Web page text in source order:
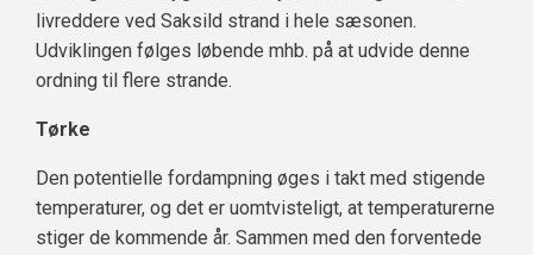
livreddere ved Saksild strand i hele sæsonen.
Udviklingen følges løbende mhb. på at udvide denne
ordning til flere strande.
Tørke
Den potentielle fordampning øges i takt med stigende
temperaturer, og det er uomtvisteligt, at temperaturerne
stiger de kommende år. Sammen med den forventede